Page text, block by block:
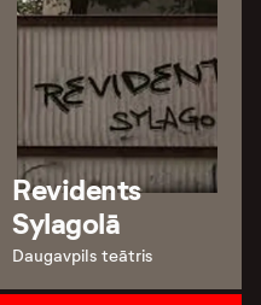
Revidents
Sylagolā
Daugavpils teātris